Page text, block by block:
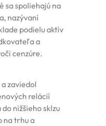
sa spoliehajú na
nazývaní
podielu aktív
a
cenzúre.
zaviedol
relácií
nižšieho sklzu
na trhu a